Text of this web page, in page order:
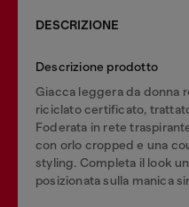
DESCRIZIONE
Descrizione prodotto
Giacca leggera da donna
riciclato certificato,
Foderata in rete
con orlo cropped e una
styling. Completa il look
posizionata sulla manica